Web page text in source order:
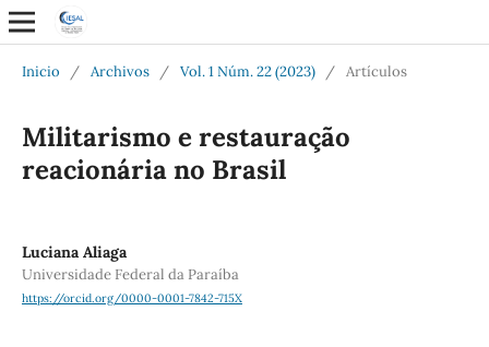
Inicio / Archivos / Vol. 1 Núm. 22 (2023) / Artículos
Militarismo e restauração
reacionária no Brasil
Luciana Aliaga
Universidade Federal da Paraíba
https://orcid.org/0000-0001-7842-715X